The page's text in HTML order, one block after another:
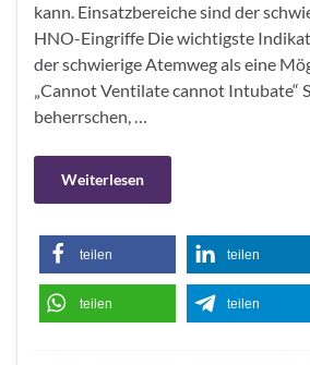
kann. Einsatzbereiche sind der
HNO-Eingriffe Die wichtigste
der schwierige Atemweg als eine
„Cannot Ventilate cannot Intubate“
beherrschen, …
Weiterlesen
teilen teilen
teilen teilen